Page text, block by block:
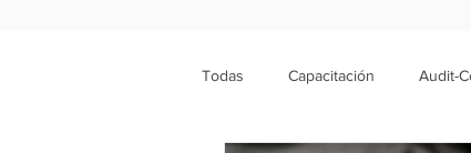
Todas Capacitación Audit-